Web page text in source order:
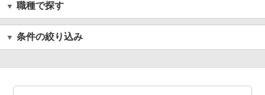
職種で探す
条件の絞り込み